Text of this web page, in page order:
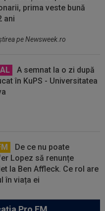
prima veste bună
ani
pe Newsweek.ro
A semnat la o zi după
în KuPS - Universitatea
De ce nu poate
Lopez să renunțe
la Ben Affleck. Ce rol are
în viața ei